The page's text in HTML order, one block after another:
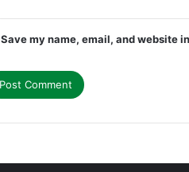
Save my name, email, and website